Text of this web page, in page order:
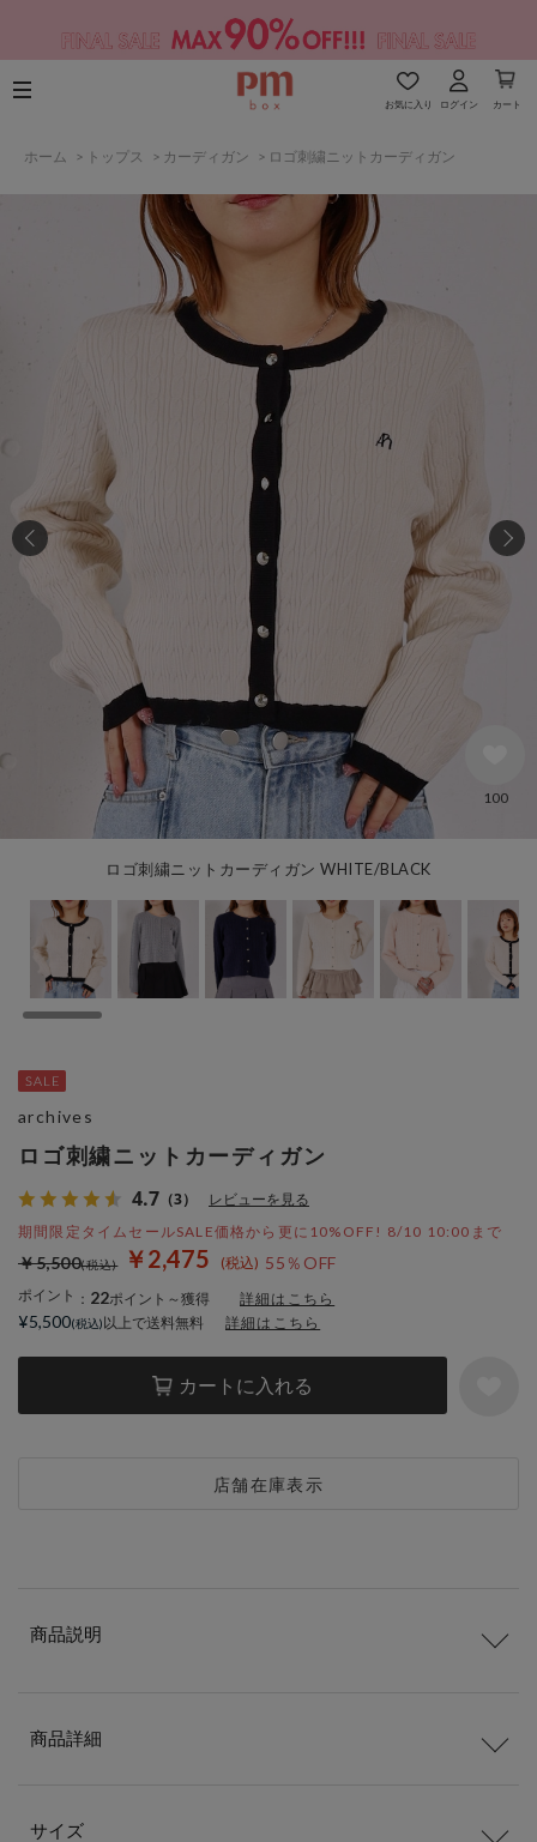
お気に入り ログイン カート
ホーム > トップス > カーディガン > ロゴ刺繍ニットカーディガン
ロゴ刺繍ニットカーディガン WHITE/BLACK
100
ロゴ刺繍ニットカーディガン
4.7 （3） レビューを見る
期間限定タイムセールSALE価格から更に10%OFF! 8/10 10:00まで
￥2,475 55％OFF
￥5,500
ポイント ： 22ポイント～獲得 詳細はこちら
カートに入れる
店舗在庫表示
archives
¥5,500 以上で送料無料 詳細はこちら
商品説明
商品詳細
サイズ